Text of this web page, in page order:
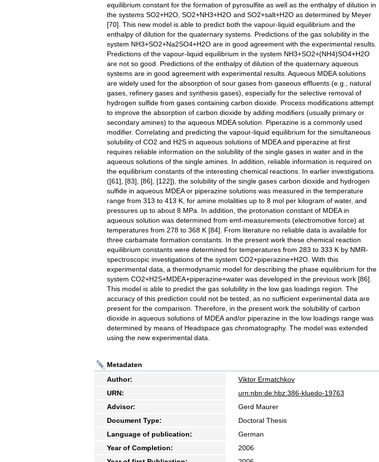
equilibrium constant for the formation of pyrosulfite as well as the enthalpy of dilution in
the systems SO2+H2O, SO2+NH3+H2O and SO2+salt+H2O as determined by Meyer
[70]. This new model is able to predict both the vapour-liquid equilibrium and the
enthalpy of dilution for the quaternary systems. Predictions of the gas solubility in the
system NH3+SO2+Na2SO4+H2O are in good agreement with the experimental results.
Predictions of the vapour-liquid equilibrium in the system NH3+SO2+(NH4)SO4+H2O
are not so good. Predictions of the enthalpy of dilution of the quaternary aqueous
systems are in good agreement with experimental results. Aqueous MDEA solutions
are widely used for the absorption of sour gases from gaseous effluents (e.g., natural
gases, refinery gases and synthesis gases), especially for the selective removal of
hydrogen sulfide from gases containing carbon dioxide. Process modifications attempt
to improve the absorption of carbon dioxide by adding modifiers (usually primary or
secondary amines) to the aqueous MDEA solution. Piperazine is a commonly used
modifier. Correlating and predicting the vapour-liquid equilibrium for the simultaneous
solubility of CO2 and H2S in aqueous solutions of MDEA and piperazine at first
requires reliable information on the solubility of the single gases in water and in the
aqueous solutions of the single amines. In addition, reliable information is required on
the equilibrium constants of the interesting chemical reactions. In earlier investigations
([61], [83], [86], [122]), the solubility of the single gases carbon dioxide and hydrogen
sulfide in aqueous MDEA or piperazine solutions was measured in the temperature
range from 313 to 413 K, for amine molalities up to 8 mol per kilogram of water, and
pressures up to about 8 MPa. In addition, the protonation constant of MDEA in
aqueous solution was determined from emf-measurements (electromotive force) at
temperatures from 278 to 368 K [84]. From literature no reliable data is available for
three carbamate formation constants. In the present work these chemical reaction
equilibrium constants were determined for temperatures from 283 to 333 K by NMR-
spectroscopic investigations of the system CO2+piperazine+H2O. With this
experimental data, a thermodynamic model for describing the phase equilibrium for the
system CO2+H2S+MDEA+piperazine+water was developed in the previous work [86].
This model is able to predict the gas solubility in the low gas loadings region. The
accuracy of this prediction could not be tested, as no sufficient experimental data are
present for the comparison. Therefore, in the present work the solubility of carbon
dioxide in aqueous solutions of MDEA and/or piperazine in the low loadings range was
determined by means of Headspace gas chromatography. The model was extended
using the new experimental data.
Metadaten
Author:
Viktor Ermatchkov
URN:
urn:nbn:de:hbz:386-kluedo-19763
Advisor:
Gerd Maurer
Document Type:
Doctoral Thesis
Language of publication:
German
Year of Completion:
2006